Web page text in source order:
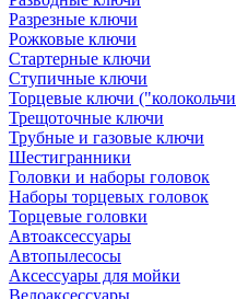
Разрезные ключи
Рожковые ключи
Стартерные ключи
Ступичные ключи
Торцевые ключи
Трещоточные ключи
Трубные и газовые ключи
Шестигранники
Головки и наборы головок
Наборы торцевых головок
Торцевые головки
Автоаксессуары
Автопылесосы
Аксессуары для мойки
Велоаксессуары